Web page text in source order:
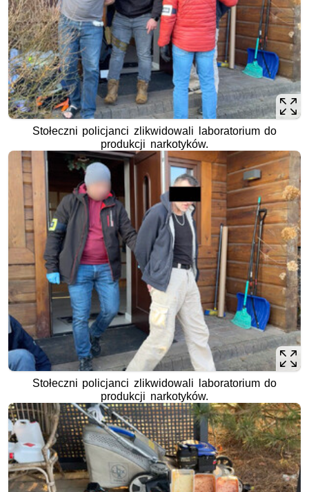
Stołeczni policjanci zlikwidowali laboratorium do
produkcji narkotyków.
Stołeczni policjanci zlikwidowali laboratorium do
produkcji narkotyków.